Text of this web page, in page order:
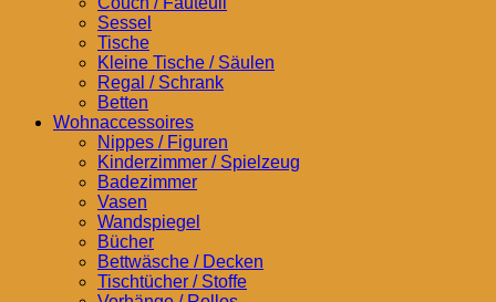
Sessel
Tische
Kleine Tische / Säulen
Regal / Schrank
Betten
Wohnaccessoires
Nippes / Figuren
Kinderzimmer / Spielzeug
Badezimmer
Vasen
Wandspiegel
Bücher
Bettwäsche / Decken
Tischtücher / Stoffe